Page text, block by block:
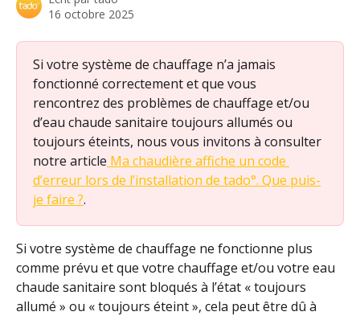
16 octobre 2025
Si votre système de chauffage n’a jamais
fonctionné correctement et que vous
rencontrez des problèmes de chauffage et/ou
d’eau chaude sanitaire toujours allumés ou
toujours éteints, nous vous invitons à consulter
notre article Ma chaudière affiche un code
d’erreur lors de l’installation de tado°. Que puis-
je faire ?.
Si votre système de chauffage ne fonctionne plus
comme prévu et que votre chauffage et/ou votre eau
chaude sanitaire sont bloqués à l’état « toujours
allumé » ou « toujours éteint », cela peut être dû à